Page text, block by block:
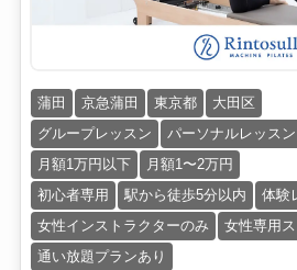
蒲田 京急蒲田 東京都
大田区
グループレッスン
パーソナルレッスン
月額1万円以下
月額1〜2万円
初心者専用
駅から徒歩5分以内
体験
女性インストラクターのみ
女性専用
通い放題プランあり